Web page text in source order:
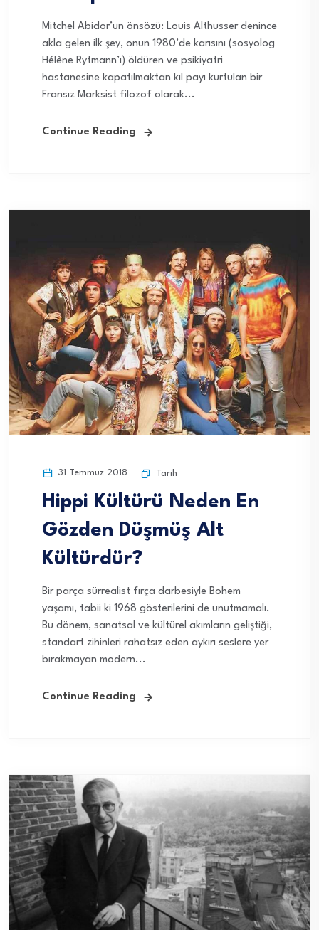
Mitchel Abidor’un önsözü: Louis Althusser denince
akla gelen ilk şey, onun 1980’de karısını (sosyolog
Hélène Rytmann’ı) öldüren ve psikiyatri
hastanesine kapatılmaktan kıl payı kurtulan bir
Fransız Marksist filozof olarak...
Continue Reading
31 Temmuz 2018 Tarih
Hippi Kültürü Neden En
Gözden Düşmüş Alt
Kültürdür?
Bir parça sürrealist fırça darbesiyle Bohem
yaşamı, tabii ki 1968 gösterilerini de unutmamalı.
Bu dönem, sanatsal ve kültürel akımların geliştiği,
standart zihinleri rahatsız eden aykırı seslere yer
bırakmayan modern...
Continue Reading